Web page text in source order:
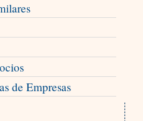
de Empresas